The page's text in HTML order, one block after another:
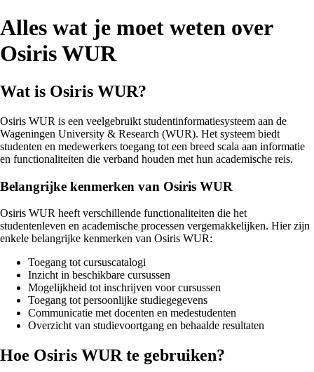
Alles wat je moet weten over
Osiris WUR
Wat is Osiris WUR?
Osiris WUR is een veelgebruikt studentinformatiesysteem aan de
Wageningen University & Research (WUR). Het systeem biedt
studenten en medewerkers toegang tot een breed scala aan informatie
en functionaliteiten die verband houden met hun academische reis.
Belangrijke kenmerken van Osiris WUR
Osiris WUR heeft verschillende functionaliteiten die het
studentenleven en academische processen vergemakkelijken. Hier zijn
enkele belangrijke kenmerken van Osiris WUR:
Toegang tot cursuscatalogi
Inzicht in beschikbare cursussen
Mogelijkheid tot inschrijven voor cursussen
Toegang tot persoonlijke studiegegevens
Communicatie met docenten en medestudenten
Overzicht van studievoortgang en behaalde resultaten
Hoe Osiris WUR te gebruiken?